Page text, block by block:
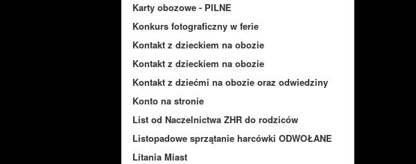
Karty obozowe - PILNE
Konkurs fotograficzny w ferie
Kontakt z dzieckiem na obozie
Kontakt z dzieckiem na obozie
Kontakt z dziećmi na obozie oraz odwiedziny
Konto na stronie
List od Naczelnictwa ZHR do rodziców
Listopadowe sprzątanie harcówki ODWOŁANE
Litania Miast